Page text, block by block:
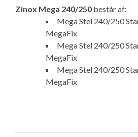
Zinox Mega 240/250 består af:
Mega Stel 240/250
MegaFix
Mega Stel 240/250
MegaFix
Mega Stel 240/250
MegaFix